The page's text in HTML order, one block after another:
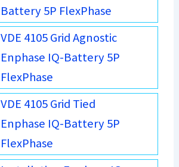
Battery 5P FlexPhase
VDE 4105 Grid Agnostic
Enphase IQ-Battery 5P
FlexPhase
VDE 4105 Grid Tied
Enphase IQ-Battery 5P
FlexPhase